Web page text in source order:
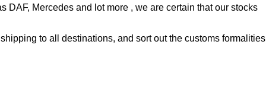
DAF, Mercedes and lot more , we are certain that our stocks
to all destinations, and sort out the customs formalities